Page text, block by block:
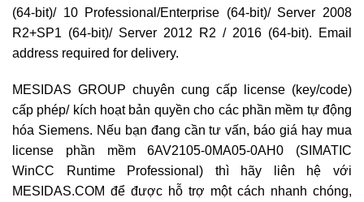
(64-bit)/ 10 Professional/Enterprise (64-bit)/ Server 2008
R2+SP1 (64-bit)/ Server 2012 R2 / 2016 (64-bit). Email
address required for delivery.
MESIDAS GROUP chuyên cung cấp license (key/code)
cấp phép/ kích hoạt bản quyền cho các phần mềm tự động
hóa Siemens. Nếu bạn đang cần tư vấn, báo giá hay mua
license phần mềm 6AV2105-0MA05-0AH0 (SIMATIC
WinCC Runtime Professional) thì hãy liên hệ với
MESIDAS.COM để được hỗ trợ một cách nhanh chóng,